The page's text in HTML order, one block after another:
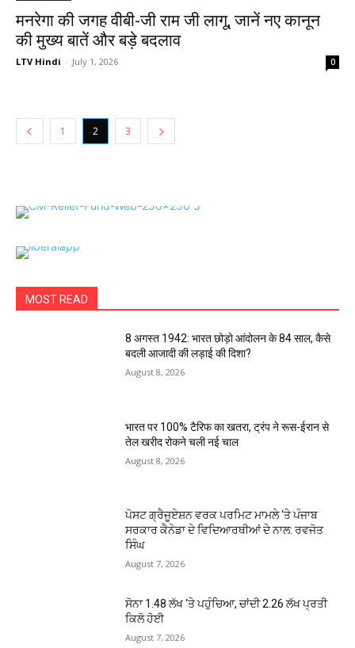
मनरेगा की जगह वीबी-जी राम जी लागू, जानें नए कानून
की मुख्य बातें और बड़े बदलाव
LTV Hindi - July 1, 2026 0
1 2 3
MOST READ
8 अगस्त 1942: भारत छोड़ो आंदोलन के 84 साल, कैसे
बदली आजादी की लड़ाई की दिशा?
August 8, 2026
भारत पर 100% टैरिफ का खतरा, ट्रंप ने रूस-ईरान से
तेल खरीद रोकने चली नई चाल
August 8, 2026
ਪੋਸਟ ਗ੍ਰੈਜੂਏਸ਼ਨ ਵਰਕ ਪਰਮਿਟ ਮਾਮਲੇ ‘ਤੇ ਪੰਜਾਬ
ਸਰਕਾਰ ਕੈਨੇਡਾ ਦੇ ਵਿਦਿਆਰਥੀਆਂ ਦੇ ਨਾਲ: ਰਵਜੋਤ
ਸਿੰਘ
August 7, 2026
ਸੋਨਾ ₹1.48 ਲੱਖ ‘ਤੇ ਪਹੁੰਚਿਆ, ਚਾਂਦੀ ₹2.26 ਲੱਖ ਪ੍ਰਤੀ
ਕਿਲੋ ਹੋਈ
August 7, 2026